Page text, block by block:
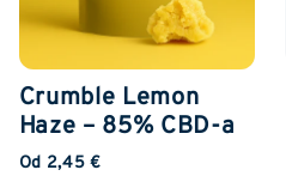
Crumble Lemon
Haze – 85% CBD-a
Od 2,45 €